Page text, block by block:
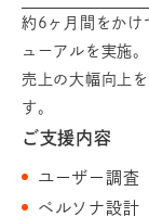
約6ヶ月間をかけ
ューアルを実施。
売上の大幅向上
す。
ご支援内容
ユーザー調査
ペルソナ設計